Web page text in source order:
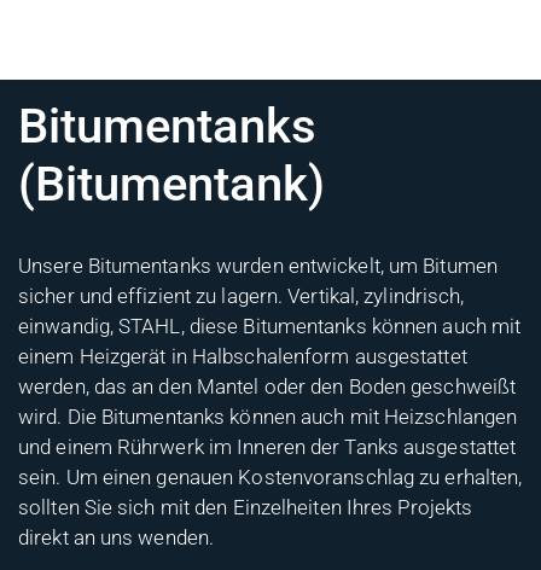
Bitumentanks
(Bitumentank)
Unsere Bitumentanks wurden entwickelt, um Bitumen
sicher und effizient zu lagern. Vertikal, zylindrisch,
einwandig, STAHL, diese Bitumentanks können auch mit
einem Heizgerät in Halbschalenform ausgestattet
werden, das an den Mantel oder den Boden geschweißt
wird. Die Bitumentanks können auch mit Heizschlangen
und einem Rührwerk im Inneren der Tanks ausgestattet
sein. Um einen genauen Kostenvoranschlag zu erhalten,
sollten Sie sich mit den Einzelheiten Ihres Projekts
direkt an uns wenden.